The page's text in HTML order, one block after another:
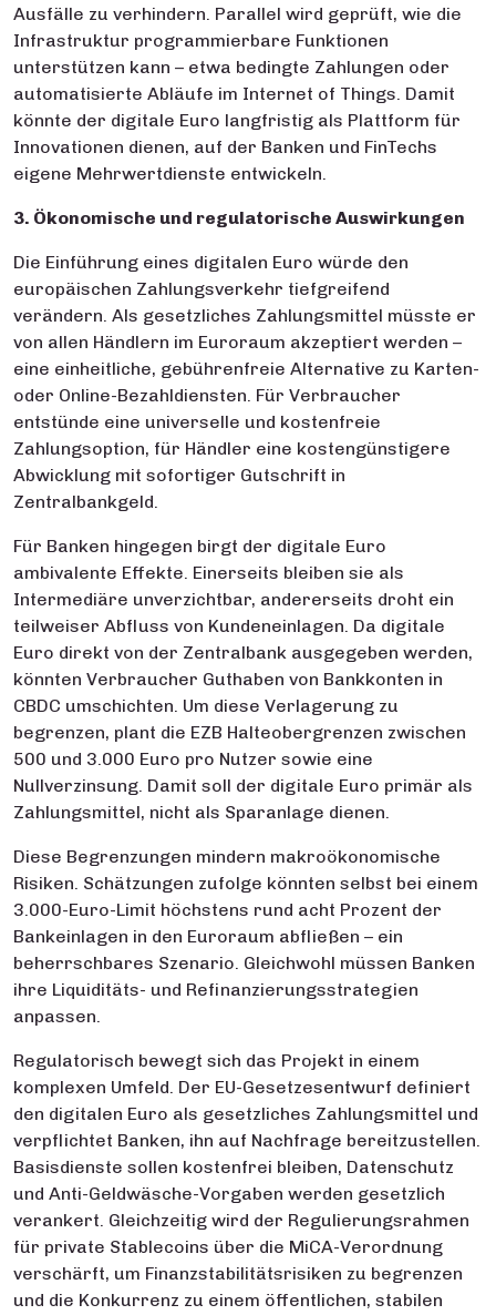
Ausfälle zu verhindern. Parallel wird geprüft, wie die
Infrastruktur programmierbare Funktionen
unterstützen kann – etwa bedingte Zahlungen oder
automatisierte Abläufe im Internet of Things. Damit
könnte der digitale Euro langfristig als Plattform für
Innovationen dienen, auf der Banken und FinTechs
eigene Mehrwertdienste entwickeln.
3. Ökonomische und regulatorische Auswirkungen
Die Einführung eines digitalen Euro würde den
europäischen Zahlungsverkehr tiefgreifend
verändern. Als gesetzliches Zahlungsmittel müsste er
von allen Händlern im Euroraum akzeptiert werden –
eine einheitliche, gebührenfreie Alternative zu Karten-
oder Online-Bezahldiensten. Für Verbraucher
entstünde eine universelle und kostenfreie
Zahlungsoption, für Händler eine kostengünstigere
Abwicklung mit sofortiger Gutschrift in
Zentralbankgeld.
Für Banken hingegen birgt der digitale Euro
ambivalente Effekte. Einerseits bleiben sie als
Intermediäre unverzichtbar, andererseits droht ein
teilweiser Abfluss von Kundeneinlagen. Da digitale
Euro direkt von der Zentralbank ausgegeben werden,
könnten Verbraucher Guthaben von Bankkonten in
CBDC umschichten. Um diese Verlagerung zu
begrenzen, plant die EZB Halteobergrenzen zwischen
500 und 3.000 Euro pro Nutzer sowie eine
Nullverzinsung. Damit soll der digitale Euro primär als
Zahlungsmittel, nicht als Sparanlage dienen.
Diese Begrenzungen mindern makroökonomische
Risiken. Schätzungen zufolge könnten selbst bei einem
3.000-Euro-Limit höchstens rund acht Prozent der
Bankeinlagen in den Euroraum abfließen – ein
beherrschbares Szenario. Gleichwohl müssen Banken
ihre Liquiditäts- und Refinanzierungsstrategien
anpassen.
Regulatorisch bewegt sich das Projekt in einem
komplexen Umfeld. Der EU-Gesetzesentwurf definiert
den digitalen Euro als gesetzliches Zahlungsmittel und
verpflichtet Banken, ihn auf Nachfrage bereitzustellen.
Basisdienste sollen kostenfrei bleiben, Datenschutz
und Anti-Geldwäsche-Vorgaben werden gesetzlich
verankert. Gleichzeitig wird der Regulierungsrahmen
für private Stablecoins über die MiCA-Verordnung
verschärft, um Finanzstabilitätsrisiken zu begrenzen
und die Konkurrenz zu einem öffentlichen, stabilen